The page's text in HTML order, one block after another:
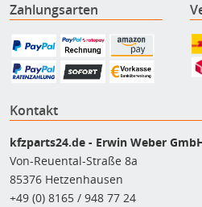
Zahlungsarten
Kontakt
kfzparts24.de - Erwin Weber
Von-Reuental-Straße 8a
85376 Hetzenhausen
+49 (0) 8165 / 948 77 24